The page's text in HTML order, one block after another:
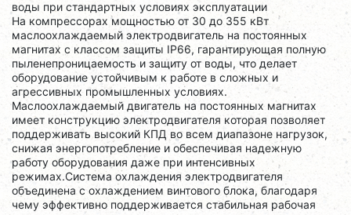
воды при стандартных условиях эксплуатации
На компрессорах мощностью от 30 до 355 кВт
маслоохлаждаемый электродвигатель на постоянных
магнитах с классом защиты IP66, гарантирующая полную
пыленепроницаемость и защиту от воды, что делает
оборудование устойчивым к работе в сложных и
агрессивных промышленных условиях.
Маслоохлаждаемый двигатель на постоянных магнитах
имеет конструкцию электродвигателя которая позволяет
поддерживать высокий КПД во всем диапазоне нагрузок,
снижая энергопотребление и обеспечивая надежную
работу оборудования даже при интенсивных
режимах.Система охлаждения электродвигателя
объединена с охлаждением винтового блока, благодаря
чему эффективно поддерживается стабильная рабочая